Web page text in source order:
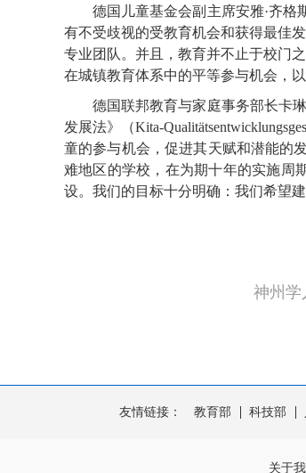
德国儿童基金会副主席安雅·齐格斯
有不受歧视的受教育机会和获得最佳
专业团队。并且，教育并不止于校门
在城镇教育体系中的平等参与机会，
德国联邦教育与家庭事务部长卡琳·
发展法》（Kita-
童的参与机会，促进其天赋和潜能的
难地区的学校，在为期十年的实施周
设。我们的目标十分明确：我们希望
神州学
友情链接： 教育部 科技部
关于